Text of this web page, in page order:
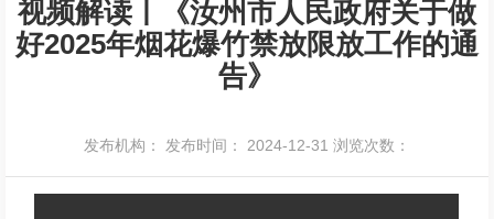
视频解读丨《汝州市人民政府关于做
好2025年烟花爆竹禁放限放工作的通
告》
发布机构： 发布时间： 2024-12-31 浏览次数：